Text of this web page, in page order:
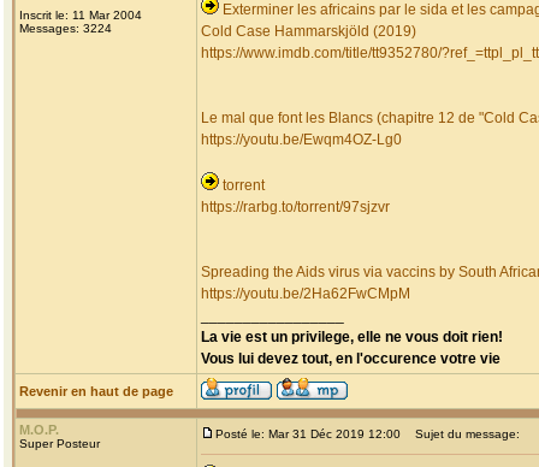
Inscrit le: 11 Mar 2004
Messages: 3224
Exterminer les africains par le sida et les
Cold Case Hammarskjöld (2019)
https://www.imdb.com/title/tt9352780/?ref_=ttpl_pl_tt
Le mal que font les Blancs (chapitre 12 de "Cold
https://youtu.be/Ewqm4OZ-Lg0
torrent
https://rarbg.to/torrent/97sjzvr
Spreading the Aids virus via vaccins by South
https://youtu.be/2Ha62FwCMpM
La vie est un privilege, elle ne vous doit rien!
Vous lui devez tout, en l'occurence votre vie
Revenir en haut de page
M.O.P.
Super Posteur
Posté le: Mar 31 Déc 2019 12:00 Sujet du message: